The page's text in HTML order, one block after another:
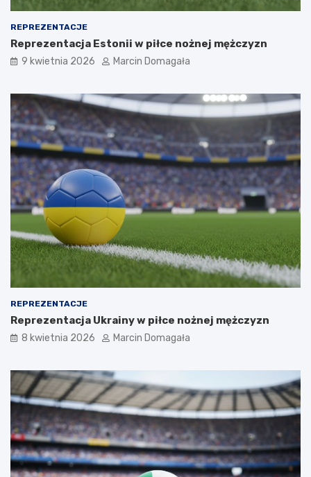
REPREZENTACJE
Reprezentacja Estonii w piłce nożnej mężczyzn
9 kwietnia 2026 Marcin Domagała
REPREZENTACJE
Reprezentacja Ukrainy w piłce nożnej mężczyzn
8 kwietnia 2026 Marcin Domagała